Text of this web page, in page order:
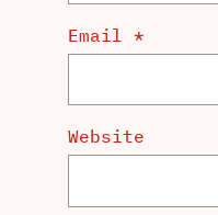
Email *
Website